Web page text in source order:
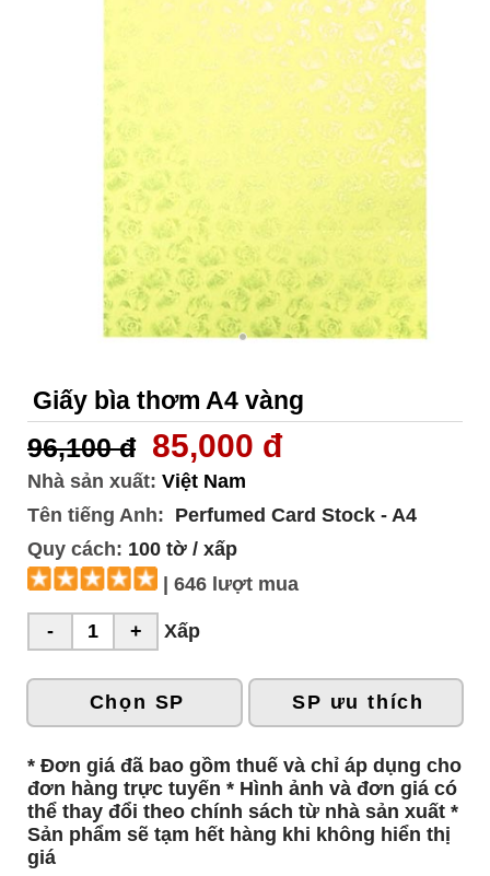
Giấy bìa thơm A4 vàng
96,100 đ 85,000 đ
Nhà sản xuất: Việt Nam
Tên tiếng Anh: Perfumed Card Stock - A4
Quy cách: 100 tờ / xấp
| 646 lượt mua
Xấp
Chọn SP SP ưu thích
* Đơn giá đã bao gồm thuế và chỉ áp dụng cho
đơn hàng trực tuyến * Hình ảnh và đơn giá có
thể thay đổi theo chính sách từ nhà sản xuất *
Sản phẩm sẽ tạm hết hàng khi không hiển thị
giá